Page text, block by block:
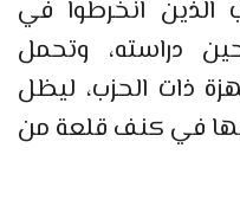
الذين انخرطوا في
دراسته، وتحمل
ذات الحزب، ليظل
في كنف قلعة من